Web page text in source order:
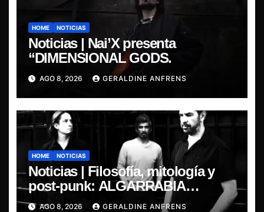
HOME NOTICIAS
Noticias | Nai’X presenta
“DIMENSIONAL GODS.
AGO 8, 2026 GERALDINE ANFRENS
HOME NOTICIAS
Noticias | Filosofía, mitología y
post-punk: ALGARRABIA
presenta “Cantos de Sirena”
AGO 8, 2026 GERALDINE ANFRENS